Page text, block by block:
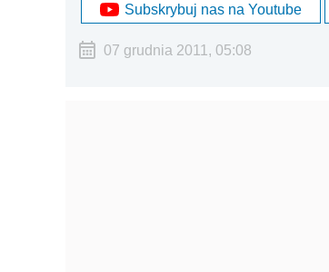
Subskrybuj nas na Youtube
07 grudnia 2011, 05:08